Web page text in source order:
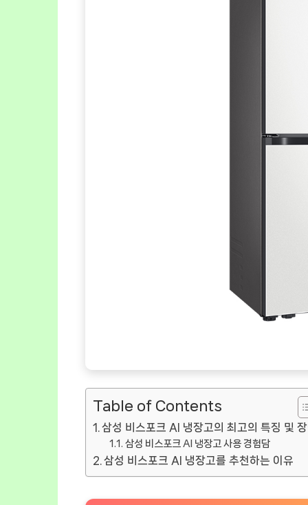
Table of Contents
삼성 비스포크 AI 냉장고의 최고의 특징 및
삼성 비스포크 AI 냉장고 사용 경험담
삼성 비스포크 AI 냉장고를 추천하는 이유